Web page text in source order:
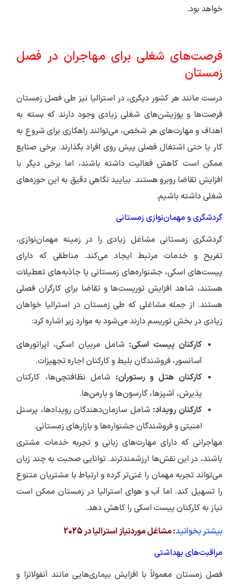
خواهد بود.
فرصت‌های شغلی برای مهاجران در فصل
زمستان
درست مانند هر کشور دیگری، در استرالیا نیز طی فصل زمستان
فرصت‌ها و پوزیشن‌های شغلی زیادی وجود دارند که بسته به
اهداف و مهارت‌های هر شخص، می‌توانند راهکاری برای شروع به
کار یا حتی اشتغال فصلی پیش روی افراد بگذارند. برخی صنایع
ممکن است کاهش فعالیت داشته باشند، اما برخی دیگر با
افزایش تقاضا روبرو هستند. بیایید نگاهی دقیق به این حوزه‌های
شغلی داشته باشیم.
گردشگری و مهمان‌نوازی زمستانی
گردشگری زمستانی مشاغل زیادی را در زمینه مهمان‌نوازی،
تفریح و خدمات مرتبط ایجاد می‌کند. مناطقی که دارای
پیست‌های اسکی، جشنواره‌های زمستانی یا جاذبه‌های تعطیلات
هستند، شاهد افزایش توریست‌ها و تقاضا برای کارگران فصلی
هستند. از جمله مشاغلی که طی زمستان در استرالیا خواهان
زیادی در بخش توریسم دارند می‌شود به موارد زیر اشاره کرد:
کارکنان پیست اسکی: شامل مربیان اسکی، اپراتورهای
آسانسور، فروشندگان بلیط و کارکنان اجاره تجهیزات.
کارکنان هتل و رستوران: شامل نظافتچی‌ها، کارکنان
پذیرش، آشپزها، گارسون‌ها و بارمن‌ها.
کارکنان رویداد: شامل سازمان‌دهندگان رویدادها، پرسنل
امنیتی و فروشندگان جشنواره‌ها و بازارهای زمستانی.
مهاجرانی که دارای مهارت‌های زبانی و تجربه خدمات مشتری
باشند، در این نقش‌ها ارزشمندترند. توانایی صحبت به چند زبان
می‌تواند تجربه مهمان را غنی‌تر کرده و ارتباط با مشتریان متنوع
را تسهیل کند. اما آب و هوای استرالیا در زمستان ممکن است
نیاز به کارکنان پیست اسکی را کاهش دهد.
بیشتر بخوانید:مشاغل موردنیاز استرالیا در 2025
مراقبت‌های بهداشتی
فصل زمستان معمولاً با افزایش بیماری‌هایی مانند آنفولانزا و